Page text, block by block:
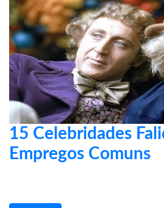
15 Celebridades
Empregos Comuns